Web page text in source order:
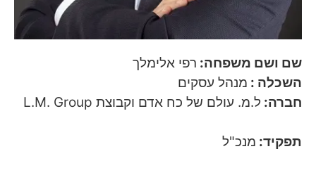
שם ושם משפחה: רפי אלימלך
השכלה : מנהל עסקים
חברה: ל.מ. עולם של כח אדם וקבוצת L.M. Group
תפקיד: מנכ"ל